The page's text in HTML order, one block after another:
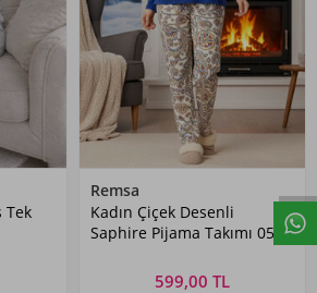
Tek
Remsa
Kadın Çiçek Desenli
Saphire Pijama Takımı 0556
599,00 TL